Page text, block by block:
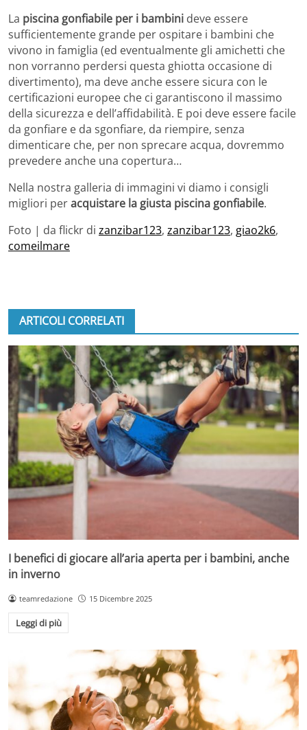
La piscina gonfiabile per i bambini deve essere
sufficientemente grande per ospitare i bambini che
vivono in famiglia (ed eventualmente gli amichetti che
non vorranno perdersi questa ghiotta occasione di
divertimento), ma deve anche essere sicura con le
certificazioni europee che ci garantiscono il massimo
della sicurezza e dell’affidabilità. E poi deve essere facile
da gonfiare e da sgonfiare, da riempire, senza
dimenticare che, per non sprecare acqua, dovremmo
prevedere anche una copertura…
Nella nostra galleria di immagini vi diamo i consigli
migliori peracquistare la giusta piscina gonfiabile.
Foto | da flickr di zanzibar123, zanzibar123, giao2k6,
comeilmare
ARTICOLI CORRELATI
I benefici di giocare all’aria aperta per i bambini, anche
in inverno
teamredazione 15 Dicembre 2025
Leggi di più